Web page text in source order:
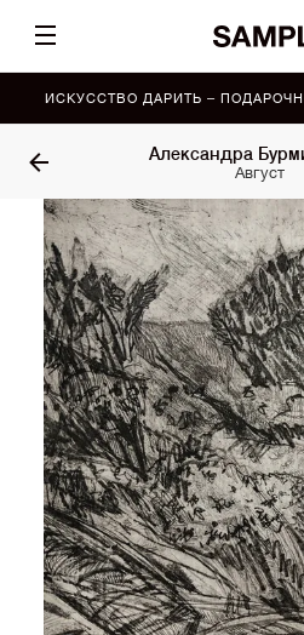
ИСКУССТВО ДАРИТЬ –
Александра
Август